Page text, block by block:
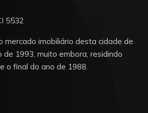
5532
mercado imobiliário desta cidade de
1993, muito embora, residindo
o final do ano de 1988.